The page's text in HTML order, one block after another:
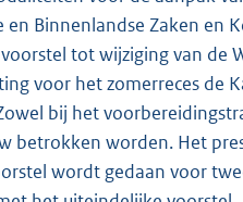
Binnenlandse Zaken en
tot wijziging van de
voor het zomerreces de
bij het
betrokken worden. Het
wordt gedaan voor